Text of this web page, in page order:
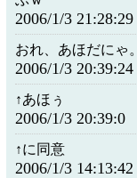
2006/1/3 21:28:29
おれ、あほだにゃ。
2006/1/3 20:39:24
↑あほぅ
2006/1/3 20:39:0
↑に同意
2006/1/3 14:13:42